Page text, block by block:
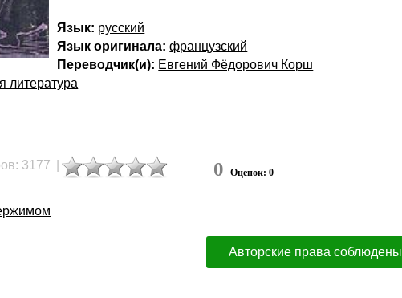
Язык: русский
Язык оригинала: французский
Переводчик(и): Евгений Фёдорович Корш
литература
3177 0 Оценок: 0
Авторские права соблюдены